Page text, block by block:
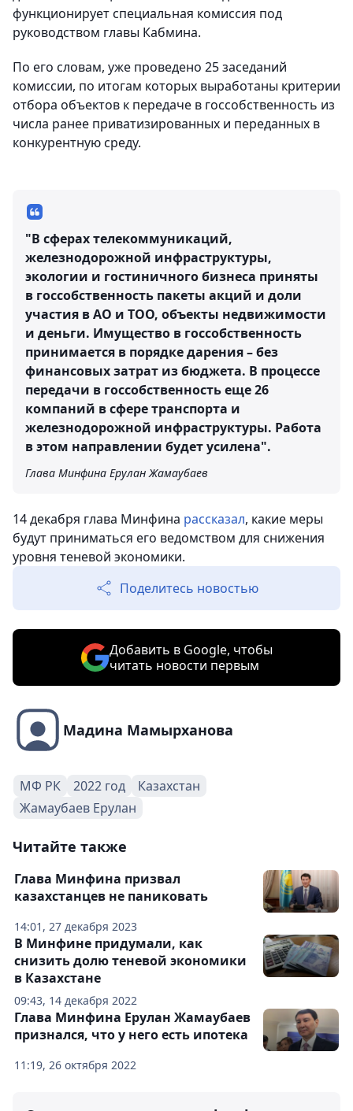
функционирует специальная комиссия под
руководством главы Кабмина.
По его словам, уже проведено 25 заседаний
комиссии, по итогам которых выработаны критерии
отбора объектов к передаче в госсобственность из
числа ранее приватизированных и переданных в
конкурентную среду.
"В сферах телекоммуникаций,
железнодорожной инфраструктуры,
экологии и гостиничного бизнеса приняты
в госсобственность пакеты акций и доли
участия в АО и ТОО, объекты недвижимости
и деньги. Имущество в госсобственность
принимается в порядке дарения – без
финансовых затрат из бюджета. В процессе
передачи в госсобственность еще 26
компаний в сфере транспорта и
железнодорожной инфраструктуры. Работа
в этом направлении будет усилена".
Глава Минфина Ерулан Жамаубаев
14 декабря глава Минфина рассказал, какие меры
будут приниматься его ведомством для снижения
уровня теневой экономики.
Поделитесь новостью
Добавить в Google, чтобы
читать новости первым
Мадина Мамырханова
МФ РК 2022 год
Казахстан
Жамаубаев Ерулан
Читайте также
14:01, 27 декабря 2023
Глава Минфина призвал
казахстанцев не паниковать
09:43, 14 декабря 2022
В Минфине придумали, как
снизить долю теневой экономики
в Казахстане
11:19, 26 октября 2022
Глава Минфина Ерулан Жамаубаев
признался, что у него есть ипотека